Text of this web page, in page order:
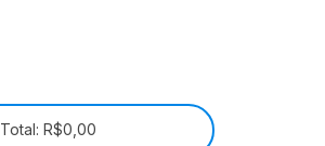
Total: R$0,00